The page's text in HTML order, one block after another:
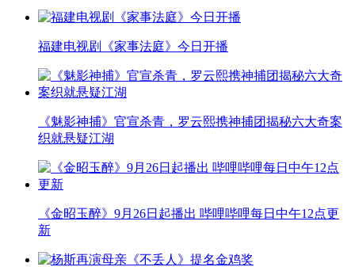
福建电视剧《家事法庭》今日开播
《魅影神捕》官宣杀青，罗云熙携神捕团揭秘六大奇案
织就悬疑江湖
《金昭玉醉》9月26日起播出 哔哩哔哩每日中午12点更
新